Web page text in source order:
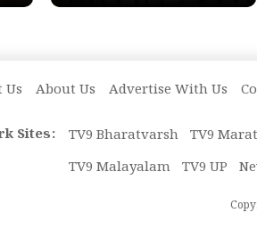
Us About Us Advertise With Us
Sites: TV9 Bharatvarsh TV9
TV9 Malayalam TV9 UP